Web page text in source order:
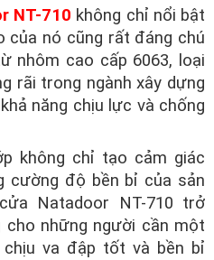
NT-710 không chỉ nổi bật
của nó cũng rất đáng chú
nhôm cao cấp 6063, loại
rãi trong ngành xây dựng
năng chịu lực và chống
không chỉ tạo cảm giác
cường độ bền bỉ của sản
Natadoor NT-710 trở
những người cần một
va đập tốt và bền bỉ